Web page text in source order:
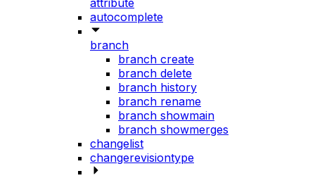
attribute
autocomplete
branch
branch create
branch delete
branch history
branch rename
branch showmain
branch showmerges
changelist
changerevisiontype